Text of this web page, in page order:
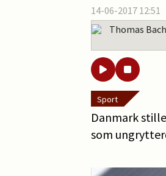
14-06-2017 12:51
Thomas
Sport
Danmark
som